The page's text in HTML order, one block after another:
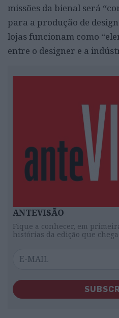
missões da bienal será
para a produção de
lojas funcionam como
entre o designer e a
ANTEVISÃO
Fique a conhecer, em
histórias da edição que